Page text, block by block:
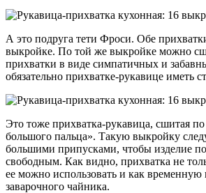
А это подруга тети Фроси. Обе
выкройке. По той же выкройке можно
прихватки в виде симпатичных и
обязательно прихватке-рукавице иметь
Это тоже прихватка-рукавица, сшитая
большого пальца». Такую выкройку
большими припусками, чтобы изделие
свободным. Как видно, прихватка не
ее можно использовать и как временную
заварочного чайника.